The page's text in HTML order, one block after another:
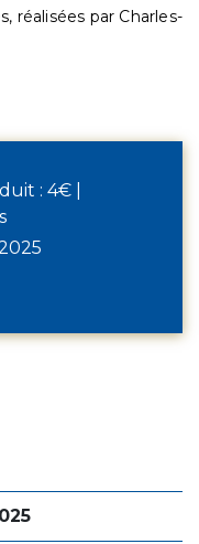
réalisées par Charles-
: 4€ |